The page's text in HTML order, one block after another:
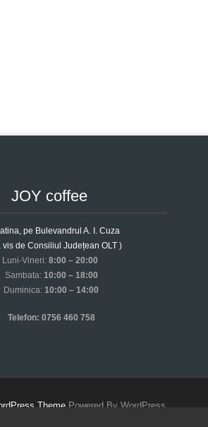
JOY coffee
pe Bulevandrul A. I. Cuza
vis de Consiliul Județean OLT )
Luni-Vineri:8:00 – 20:00
Sambata: 10:00 – 18:00
Duminica: 10:00 – 14:00
Telefon: 0756 460 758
ThemePowered By WordPress